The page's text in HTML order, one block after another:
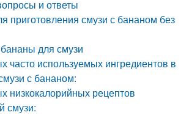
и ответы
приготовления смузи с бананом без
для смузи
часто используемых ингредиентов в
с бананом:
низкокалорийных рецептов
смузи: